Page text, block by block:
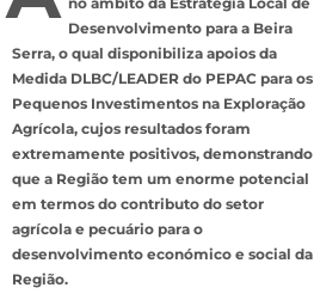
Desenvolvimento para a Beira
Serra, o qual disponibiliza apoios da
Medida DLBC/LEADER do PEPAC para os
Pequenos Investimentos na Exploração
Agrícola, cujos resultados foram
extremamente positivos, demonstrando
que a Região tem um enorme potencial
em termos do contributo do setor
agrícola e pecuário para o
desenvolvimento económico e social da
Região.